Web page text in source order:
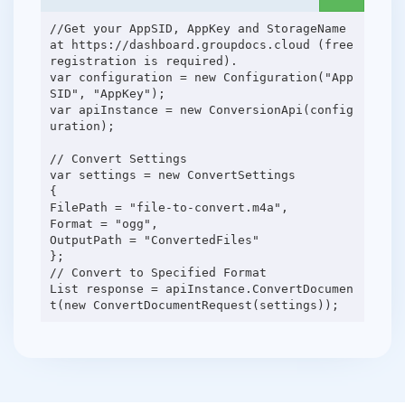
//Get your AppSID, AppKey and StorageName
at https://dashboard.groupdocs.cloud (free
registration is required).
var configuration = new Configuration("App
SID", "AppKey");
var apiInstance = new ConversionApi(config
uration);
// Convert Settings
var settings = new ConvertSettings
{
FilePath = "file-to-convert.m4a",
Format = "ogg",
OutputPath = "ConvertedFiles"
};
// Convert to Specified Format
List response = apiInstance.ConvertDocumen